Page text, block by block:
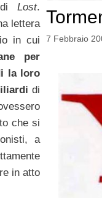
Lost.
lettera
in cui
per
la loro
di
che si
a
in atto
7 Febbraio